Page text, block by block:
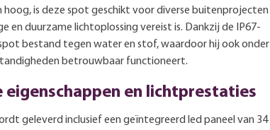
hoog, is deze spot geschikt voor diverse buitenprojecten
en duurzame lichtoplossing vereist is. Dankzij de IP67-
bestand tegen water en stof, waardoor hij ook onder
betrouwbaar functioneert.
eigenschappen en lichtprestaties
geleverd inclusief een geïntegreerd led paneel van 34